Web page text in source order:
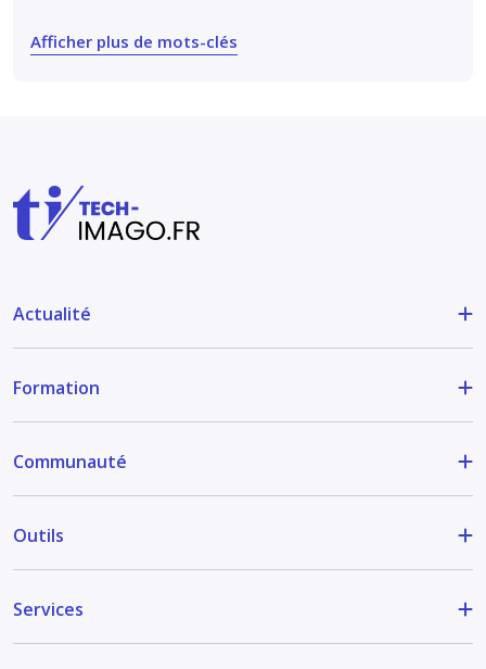
Afficher plus de mots-clés
Actualité
Formation
Communauté
Outils
Services